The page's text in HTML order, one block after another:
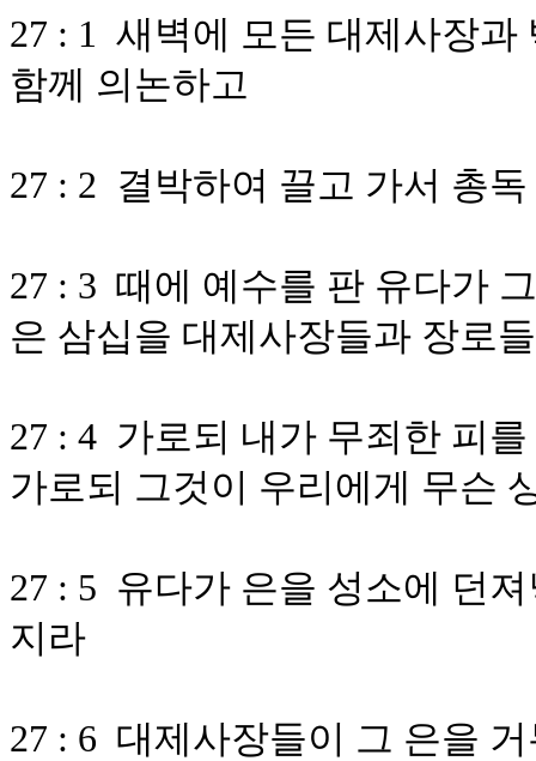
27 : 1 새벽에 모든 대제사장
함께 의논하고
27 : 2 결박하여 끌고 가서 총
27 : 3 때에 예수를 판 유다가
은 삼십을 대제사장들과 장로
27 : 4 가로되 내가 무죄한 피
가로되 그것이 우리에게 무슨
27 : 5 유다가 은을 성소에 던
지라
27 : 6 대제사장들이 그 은을